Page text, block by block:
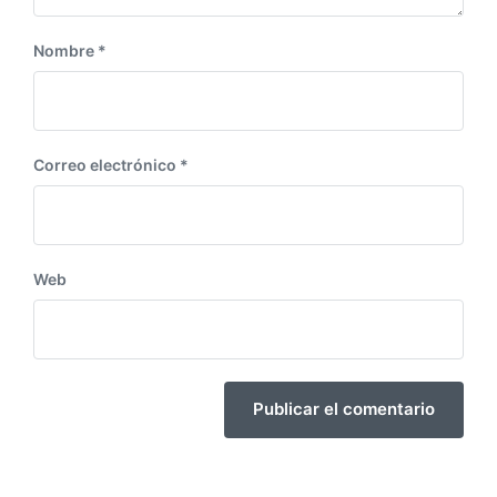
Nombre *
Correo electrónico *
Web